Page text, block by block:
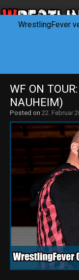
WF ON
NAUHEIM)
Posted on 22. Februar
WrestlingFever